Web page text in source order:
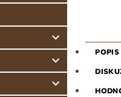
POPIS